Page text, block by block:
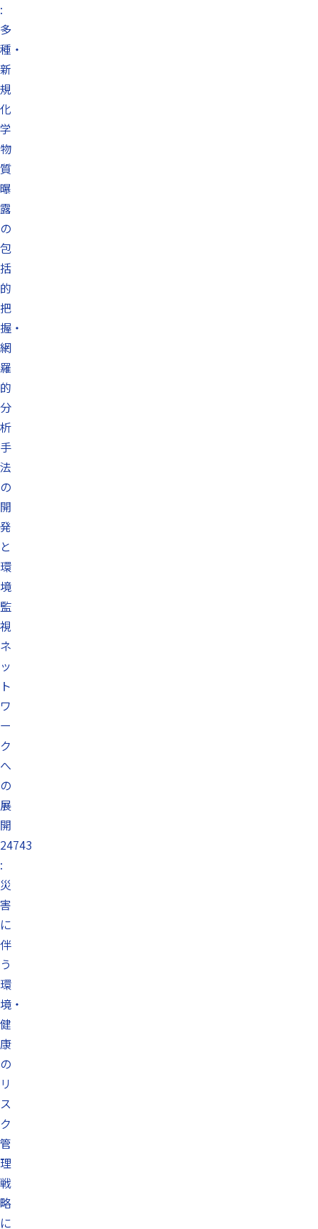
:
多
種・
新
規
化
学
物
質
曝
露
の
包
括
的
把
握・
網
羅
的
分
析
手
法
の
開
発
と
環
境
監
視
ネ
ッ
ト
ワ
ー
ク
へ
の
展
開
24743
:
災
害
に
伴
う
環
境・
健
康
の
リ
ス
ク
管
理
戦
略
に